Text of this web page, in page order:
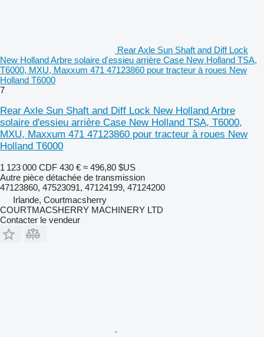
Rear Axle Sun Shaft and Diff Lock
New Holland Arbre solaire d'essieu arrière Case New Holland TSA,
T6000, MXU, Maxxum 471 47123860 pour tracteur à roues New
Holland T6000
7
Rear Axle Sun Shaft and Diff Lock New Holland Arbre
solaire d'essieu arrière Case New Holland TSA, T6000,
MXU, Maxxum 471 47123860 pour tracteur à roues New
Holland T6000
1 123 000 CDF 430 € ≈ 496,80 $US
Autre pièce détachée de transmission
47123860, 47523091, 47124199, 47124200
Irlande, Courtmacsherry
COURTMACSHERRY MACHINERY LTD
Contacter le vendeur